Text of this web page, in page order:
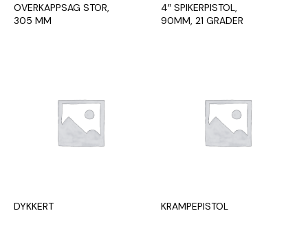
OVERKAPPSAG STOR,
305 MM
4″ SPIKERPISTOL,
90MM, 21 GRADER
DYKKERT KRAMPEPISTOL